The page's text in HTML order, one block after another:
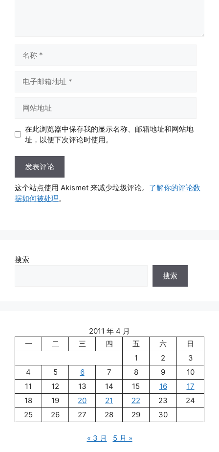
址
址
在此浏览器中保存我的显示名称、邮箱地址和网站地
址，以便下次评论时使用。
这个站点使用 Akismet 来减少垃圾评论。 了解你的评论数
据如何被处理。
搜索
搜索
2011 年 4 月
一
二 三 四 五 六
日
1
2
3
4
5 6 7 8 9
10
11
12 13 14 15 16
17
18
19 20 21 22 23
24
25
26 27 28 29 30
« 3 月 5 月 »